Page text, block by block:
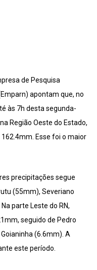
de Pesquisa
apontam que, no
às 7h desta segunda-
Região Oeste do Estado,
Esse foi o maior
precipitações segue
(55mm), Severiano
parte Leste do RN,
seguido de Pedro
(6.6mm). A
este período.